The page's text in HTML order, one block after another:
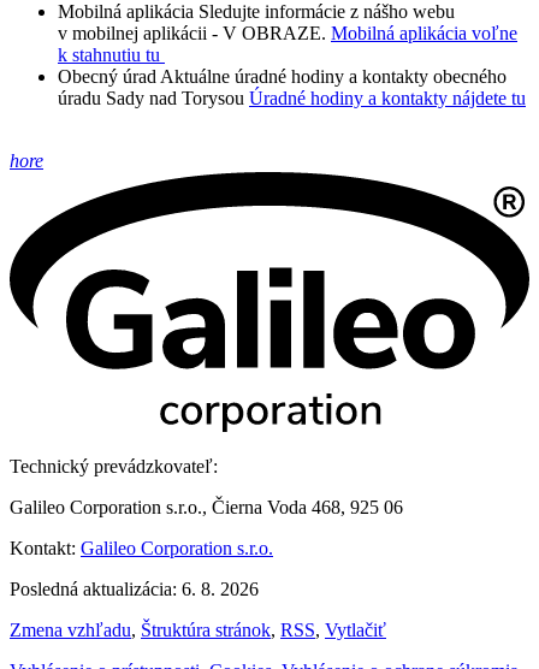
Mobilná aplikácia Sledujte informácie z nášho webu
v mobilnej aplikácii - V OBRAZE. Mobilná aplikácia voľne
k stahnutiu tu
Obecný úrad Aktuálne úradné hodiny a kontakty obecného
úradu Sady nad Torysou Úradné hodiny a kontakty nájdete tu
hore
Technický prevádzkovateľ:
Galileo Corporation s.r.o., Čierna Voda 468, 925 06
Kontakt: Galileo Corporation s.r.o.
Posledná aktualizácia: 6. 8. 2026
Zmena vzhľadu, Štruktúra stránok, RSS, Vytlačiť